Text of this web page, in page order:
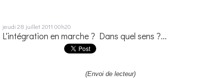
jeudi 28 juillet 2011 00h20
L'intégration en marche ? Dans quel sens ?...
(Envoi de lecteur)